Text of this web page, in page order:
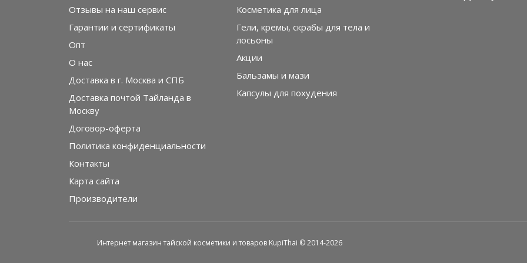
Отзывы на наш сервис
Гарантии и сертификаты
Опт
О нас
Доставка в г. Москва и СПБ
Доставка почтой Тайланда в
Москву
Договор-оферта
Политика конфиденциальности
Контакты
Карта сайта
Производители
Косметика для лица
Гели, кремы, скрабы для тела и
лосьоны
Акции
Бальзамы и мази
Капсулы для похудения
Интернет магазин тайской косметики и товаров KupiThai © 2014-2026